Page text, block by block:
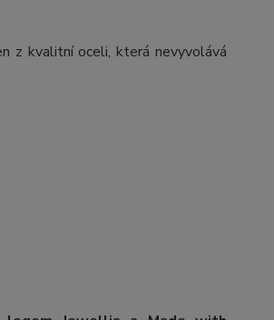
z kvalitní oceli, která nevyvolává